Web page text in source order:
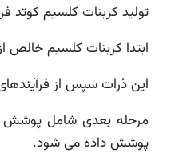
تولید کربنات کلسیم
ابتدا کربنات کلسیم
این ذرات سپس از
مرحله بعدی شامل پوشش
پوشش داده می شود.